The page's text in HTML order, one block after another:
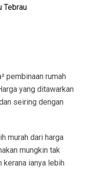
Tebrau
pembinaan rumah
yang ditawarkan
seiring dengan
murah dari harga
mungkin tak
kerana ianya lebih